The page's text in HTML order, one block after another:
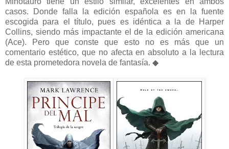
casos. Donde falla la edición española es en la fuente
escogida para el título, pues es idéntica a la de Harper
Collins, siendo más impactante el de la edición americana
(Ace). Pero que conste que esto no es más que un
comentario estético, que no afecta en absoluto a la lectura
de esta prometedora novela de fantasía. ◆